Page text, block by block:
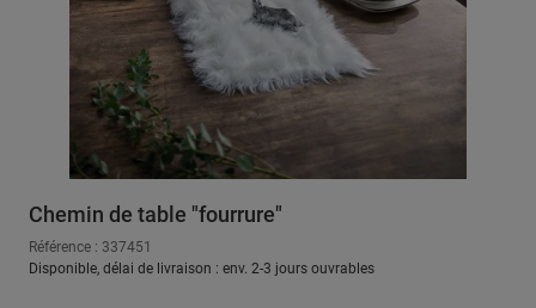
Chemin de table "fourrure"
Référence : 337451
Disponible, délai de livraison : env. 2-3 jours ouvrables